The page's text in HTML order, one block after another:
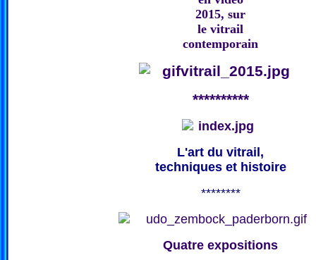
2015, sur
le vitrail
contemporain
**********
L'art du vitrail,
techniques et histoire
********
Quatre expositions